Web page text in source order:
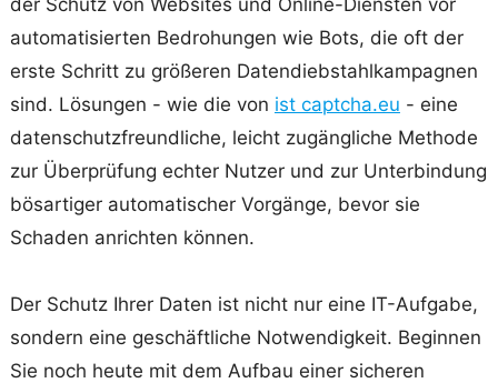
automatisierten Bedrohungen wie Bots, die oft der
erste Schritt zu größeren Datendiebstahlkampagnen
sind. Lösungen - wie die von ist captcha.eu - eine
datenschutzfreundliche, leicht zugängliche Methode
zur Überprüfung echter Nutzer und zur Unterbindung
bösartiger automatischer Vorgänge, bevor sie
Schaden anrichten können.
Der Schutz Ihrer Daten ist nicht nur eine IT-Aufgabe,
sondern eine geschäftliche Notwendigkeit. Beginnen
Sie noch heute mit dem Aufbau einer sicheren